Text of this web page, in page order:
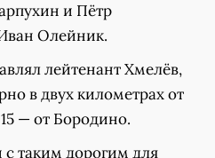
и Пётр
Олейник.
лейтенант Хмелёв,
в двух километрах от
— от Бородино.
таким дорогим для